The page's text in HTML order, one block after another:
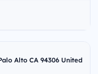
Alto CA 94306 United